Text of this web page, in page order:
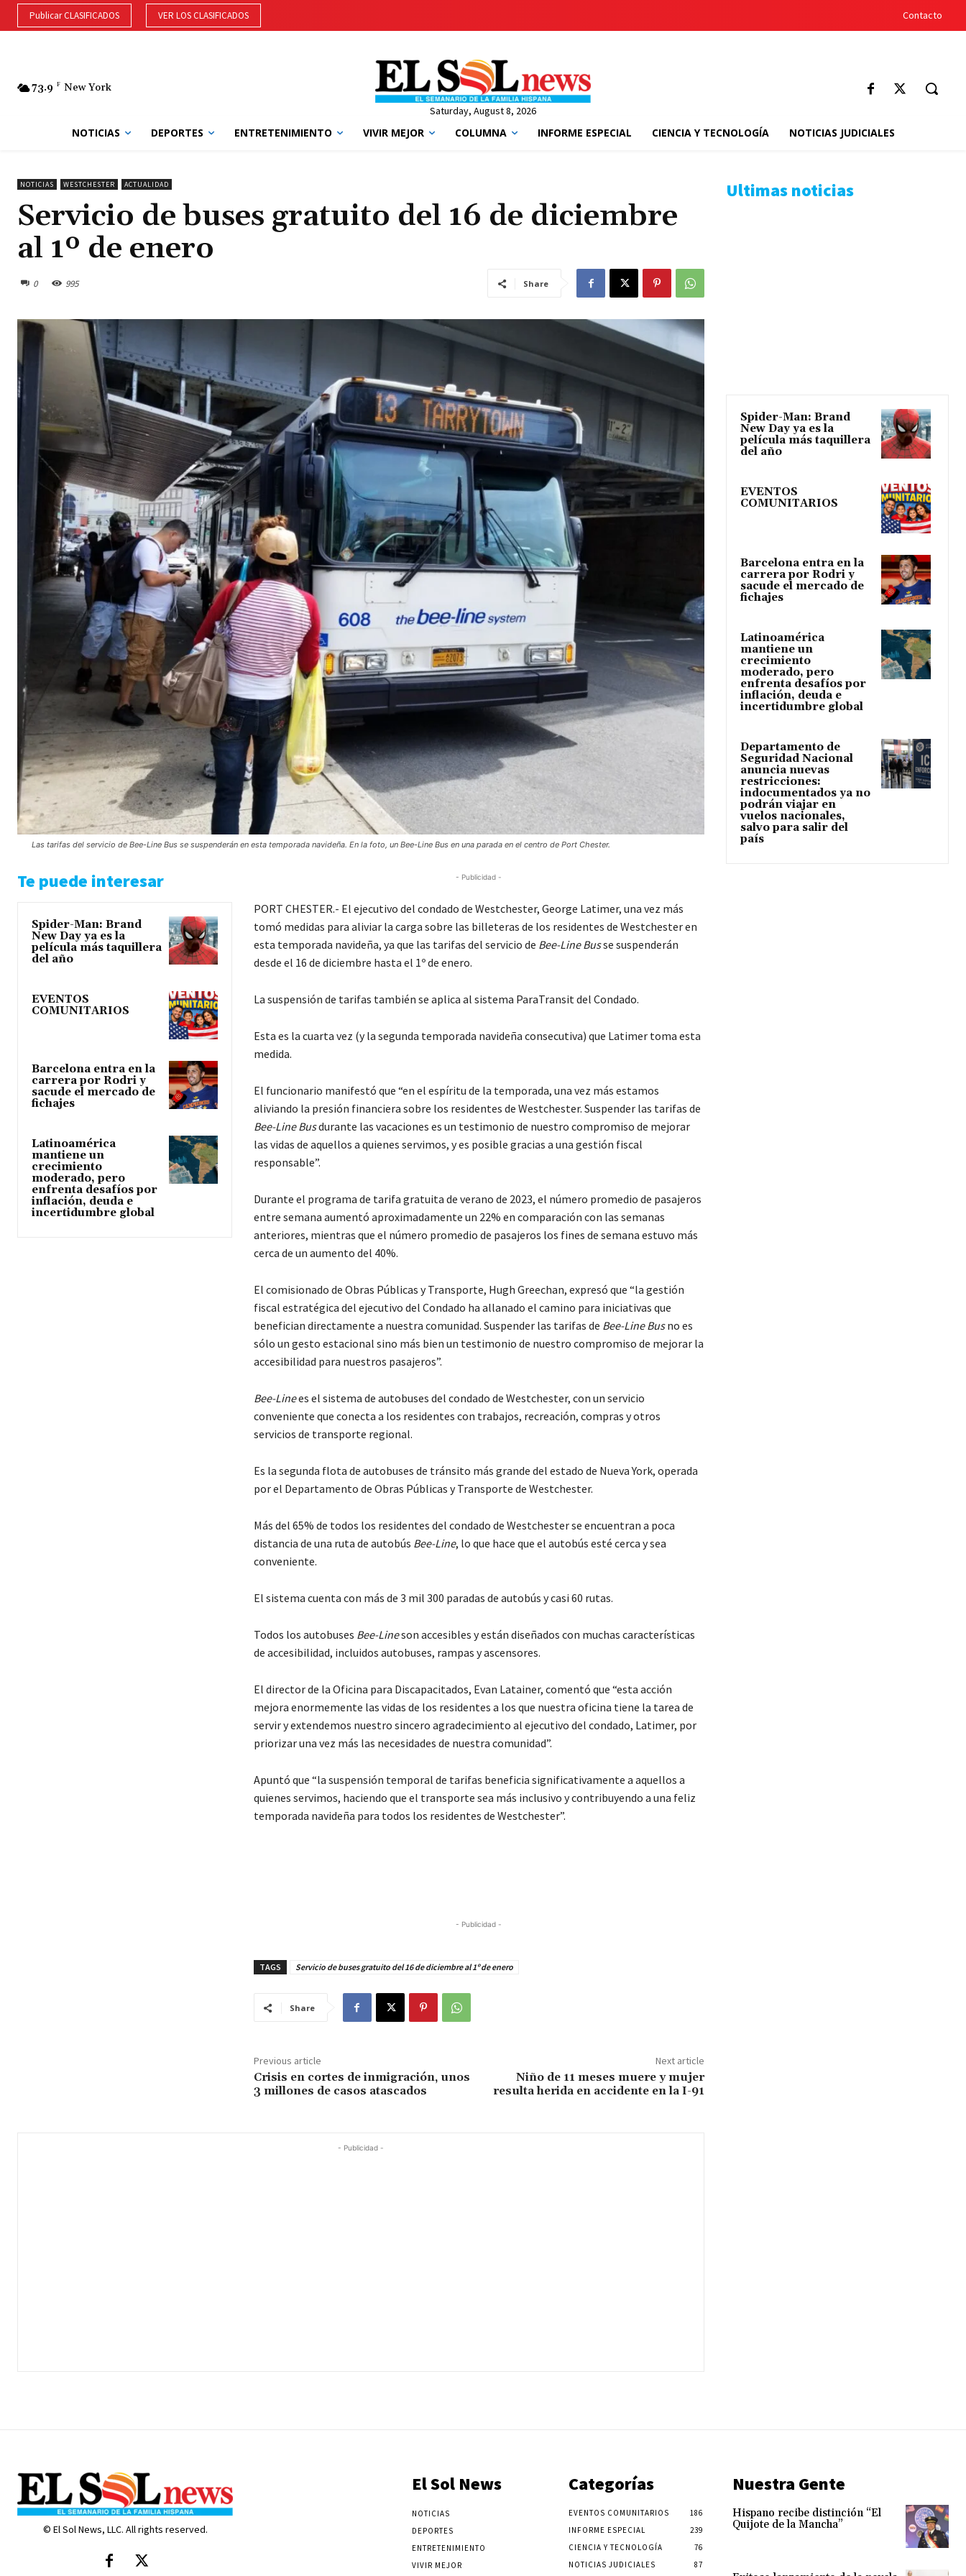
Publicar CLASIFICADOS VER LOS CLASIFICADOS Contacto
73.9 F New York
Saturday, August 8, 2026
NOTICIAS DEPORTES ENTRETENIMIENTO VIVIR MEJOR COLUMNA INFORME ESPECIAL CIENCIA Y TECNOLOGÍA NOTICIAS JUDICIALES
NOTICIAS WESTCHESTER ACTUALIDAD
Servicio de buses gratuito del 16 de diciembre
al 1º de enero
0 995 Share
Las tarifas del servicio de Bee-Line Bus se suspenderán en esta temporada navideña. En la foto, un Bee-Line Bus en una parada en el centro de Port Chester.
Te puede interesar
Spider-Man: Brand
New Day ya es la
película más taquillera
del año
EVENTOS
COMUNITARIOS
Barcelona entra en la
carrera por Rodri y
sacude el mercado de
fichajes
Latinoamérica
mantiene un
crecimiento
moderado, pero
enfrenta desafíos por
inflación, deuda e
incertidumbre global
- Publicidad -
PORT CHESTER.- El ejecutivo del condado de Westchester, George Latimer, una vez más
tomó medidas para aliviar la carga sobre las billeteras de los residentes de Westchester en
esta temporada navideña, ya que las tarifas del servicio de Bee-Line Busse suspenderán
desde el 16 de diciembre hasta el 1º de enero.
La suspensión de tarifas también se aplica al sistema ParaTransit del Condado.
Esta es la cuarta vez (y la segunda temporada navideña consecutiva) que Latimer toma esta
medida.
El funcionario manifestó que “en el espíritu de la temporada, una vez más estamos
aliviando la presión financiera sobre los residentes de Westchester. Suspender las tarifas de
Bee-Line Busdurante las vacaciones es un testimonio de nuestro compromiso de mejorar
las vidas de aquellos a quienes servimos, y es posible gracias a una gestión fiscal
responsable”.
Durante el programa de tarifa gratuita de verano de 2023, el número promedio de pasajeros
entre semana aumentó aproximadamente un 22% en comparación con las semanas
anteriores, mientras que el número promedio de pasajeros los fines de semana estuvo más
cerca de un aumento del 40%.
El comisionado de Obras Públicas y Transporte, Hugh Greechan, expresó que “la gestión
fiscal estratégica del ejecutivo del Condado ha allanado el camino para iniciativas que
benefician directamente a nuestra comunidad. Suspender las tarifas de Bee-Line Busno es
sólo un gesto estacional sino más bien un testimonio de nuestro compromiso de mejorar la
accesibilidad para nuestros pasajeros”.
Bee-Linees el sistema de autobuses del condado de Westchester, con un servicio
conveniente que conecta a los residentes con trabajos, recreación, compras y otros
servicios de transporte regional.
Es la segunda flota de autobuses de tránsito más grande del estado de Nueva York, operada
por el Departamento de Obras Públicas y Transporte de Westchester.
Más del 65% de todos los residentes del condado de Westchester se encuentran a poca
distancia de una ruta de autobús Bee-Line, lo que hace que el autobús esté cerca y sea
conveniente.
El sistema cuenta con más de 3 mil 300 paradas de autobús y casi 60 rutas.
Todos los autobuses Bee-Lineson accesibles y están diseñados con muchas características
de accesibilidad, incluidos autobuses, rampas y ascensores.
El director de la Oficina para Discapacitados, Evan Latainer, comentó que “esta acción
mejora enormemente las vidas de los residentes a los que nuestra oficina tiene la tarea de
servir y extendemos nuestro sincero agradecimiento al ejecutivo del condado, Latimer, por
priorizar una vez más las necesidades de nuestra comunidad”.
Apuntó que “la suspensión temporal de tarifas beneficia significativamente a aquellos a
quienes servimos, haciendo que el transporte sea más inclusivo y contribuyendo a una feliz
temporada navideña para todos los residentes de Westchester”.
- Publicidad -
TAGS Servicio de buses gratuito del 16 de diciembre al 1º de enero
Share
Previous article
Crisis en cortes de inmigración, unos
3 millones de casos atascados
Next article
Niño de 11 meses muere y mujer
resulta herida en accidente en la I-91
- Publicidad -
Ultimas noticias
Spider-Man: Brand
New Day ya es la
película más taquillera
del año
EVENTOS
COMUNITARIOS
Barcelona entra en la
carrera por Rodri y
sacude el mercado de
fichajes
Latinoamérica
mantiene un
crecimiento
moderado, pero
enfrenta desafíos por
inflación, deuda e
incertidumbre global
Departamento de
Seguridad Nacional
anuncia nuevas
restricciones:
indocumentados ya no
podrán viajar en
vuelos nacionales,
salvo para salir del
país
© El Sol News, LLC. All rights reserved.
El Sol News
NOTICIAS
DEPORTES
ENTRETENIMIENTO
VIVIR MEJOR
Categorías
EVENTOS COMUNITARIOS
186
INFORME ESPECIAL
239
CIENCIA Y TECNOLOGÍA
76
NOTICIAS JUDICIALES
87
Nuestra Gente
Hispano recibe distinción “El
Quijote de la Mancha”